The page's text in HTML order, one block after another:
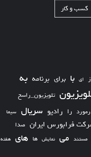
کسب و کار
ای با برای برنامه به
تلویزیون_راسخ
را رادیو سریال سیما
فرابورس ایران صدا
مستند می نمایش ها های هفته